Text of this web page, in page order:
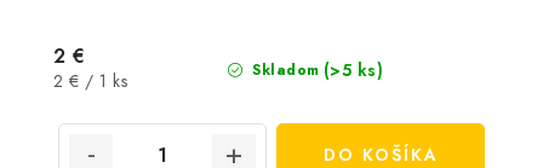
Skladom (>5 ks)
2 €
Jednotková
2 € / 1 ks
DO KOŠÍKA